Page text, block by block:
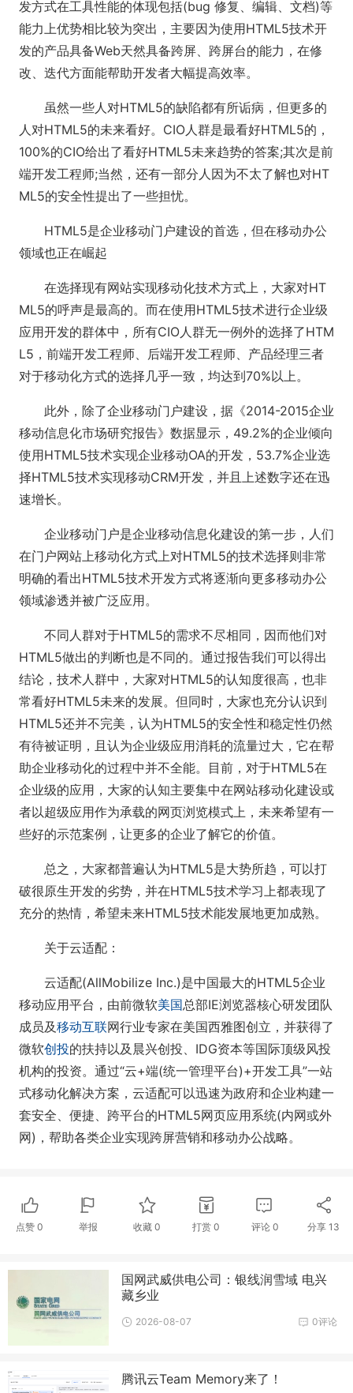
发方式在工具性能的体现包括(bug 修复、编辑、文档)等
能力上优势相比较为突出，主要因为使用HTML5技术开
发的产品具备Web天然具备跨屏、跨屏台的能力，在修
改、迭代方面能帮助开发者大幅提高效率。
虽然一些人对HTML5的缺陷都有所诟病，但更多的
人对HTML5的未来看好。CIO人群是最看好HTML5的，
100%的CIO给出了看好HTML5未来趋势的答案;其次是前
端开发工程师;当然，还有一部分人因为不太了解也对HT
ML5的安全性提出了一些担忧。
HTML5是企业移动门户建设的首选，但在移动办公
领域也正在崛起
在选择现有网站实现移动化技术方式上，大家对HT
ML5的呼声是最高的。而在使用HTML5技术进行企业级
应用开发的群体中，所有CIO人群无一例外的选择了HTM
L5，前端开发工程师、后端开发工程师、产品经理三者
对于移动化方式的选择几乎一致，均达到70%以上。
此外，除了企业移动门户建设，据《2014-2015企业
移动信息化市场研究报告》数据显示，49.2%的企业倾向
使用HTML5技术实现企业移动OA的开发，53.7%企业选
择HTML5技术实现移动CRM开发，并且上述数字还在迅
速增长。
企业移动门户是企业移动信息化建设的第一步，人们
在门户网站上移动化方式上对HTML5的技术选择则非常
明确的看出HTML5技术开发方式将逐渐向更多移动办公
领域渗透并被广泛应用。
不同人群对于HTML5的需求不尽相同，因而他们对
HTML5做出的判断也是不同的。通过报告我们可以得出
结论，技术人群中，大家对HTML5的认知度很高，也非
常看好HTML5未来的发展。但同时，大家也充分认识到
HTML5还并不完美，认为HTML5的安全性和稳定性仍然
有待被证明，且认为企业级应用消耗的流量过大，它在帮
助企业移动化的过程中并不全能。目前，对于HTML5在
企业级的应用，大家的认知主要集中在网站移动化建设或
者以超级应用作为承载的网页浏览模式上，未来希望有一
些好的示范案例，让更多的企业了解它的价值。
总之，大家都普遍认为HTML5是大势所趋，可以打
破很原生开发的劣势，并在HTML5技术学习上都表现了
充分的热情，希望未来HTML5技术能发展地更加成熟。
关于云适配：
云适配(AllMobilize Inc.)是中国最大的HTML5企业
移动应用平台，由前微软美国总部IE浏览器核心研发团队
成员及移动互联网行业专家在美国西雅图创立，并获得了
微软创投的扶持以及晨兴创投、IDG资本等国际顶级风投
机构的投资。通过“云+端(统一管理平台)+开发工具”一站
式移动化解决方案，云适配可以迅速为政府和企业构建一
套安全、便捷、跨平台的HTML5网页应用系统(内网或外
网)，帮助各类企业实现跨屏营销和移动办公战略。
点赞 0 举报 收藏0 打赏 0 评论 0 分享13
国网武威供电公司：银线润雪域 电兴
藏乡业
0评论
2026-08-07
腾讯云Team Memory来了！